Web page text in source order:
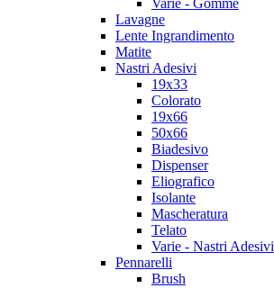
Varie - Gomme
Lavagne
Lente Ingrandimento
Matite
Nastri Adesivi
19x33
Colorato
19x66
50x66
Biadesivo
Dispenser
Eliografico
Isolante
Mascheratura
Telato
Varie - Nastri Adesivi
Pennarelli
Brush